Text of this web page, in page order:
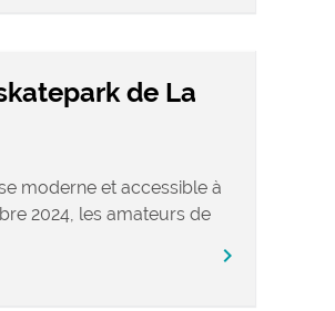
de La
moderne et accessible à
2024, les amateurs de
chevron_right